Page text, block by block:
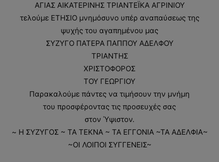
ΑΓΙΑΣ ΑΙΚΑΤΕΡΙΝΗΣ ΤΡΙΑΝΤΕΪΚΑ ΑΓΡΙΝΙΟΥ
τελούμε ΕΤΗΣΙΟ μνημόσυνο υπέρ αναπαύσεως της
ψυχής του αγαπημένου μας
ΣΥΖΥΓΟ ΠΑΤΕΡΑ ΠΑΠΠΟΥ ΑΔΕΛΦΟΥ
ΤΡΙΑΝΤΗΣ
ΧΡΙΣΤΟΦΟΡΟΣ
ΤΟΥ ΓΕΩΡΓΙΟΥ
Παρακαλούμε πάντες να τιμήσουν την μνήμη
του προσφέροντας τις προσευχές σας
στον Ύψιστον.
~ H ΣΥΖΥΓΟΣ ~ ΤΑ ΤΕΚΝΑ ~ ΤΑ ΕΓΓΟΝΙΑ ~ΤΑ ΑΔΕΛΦΙΑ~
~ΟΙ ΛΟΙΠΟΙ ΣΥΓΓΕΝΕΙΣ~